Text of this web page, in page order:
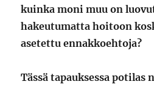
kuinka moni muu on
hakeutumatta hoitoon
asetettu ennakkoehtoja?
Tässä tapauksessa potilas